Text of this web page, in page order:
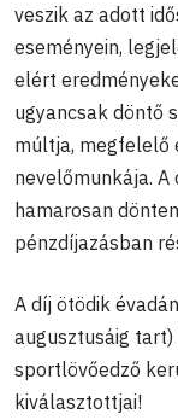
veszik az adott
eseményein,
elért
ugyancsak döntő
múltja, megfelelő
nevelőmunkája.
hamarosan
pénzdíjazásban
A díj ötödik
augusztusáig
sportlövőedző
kiválasztottjai!